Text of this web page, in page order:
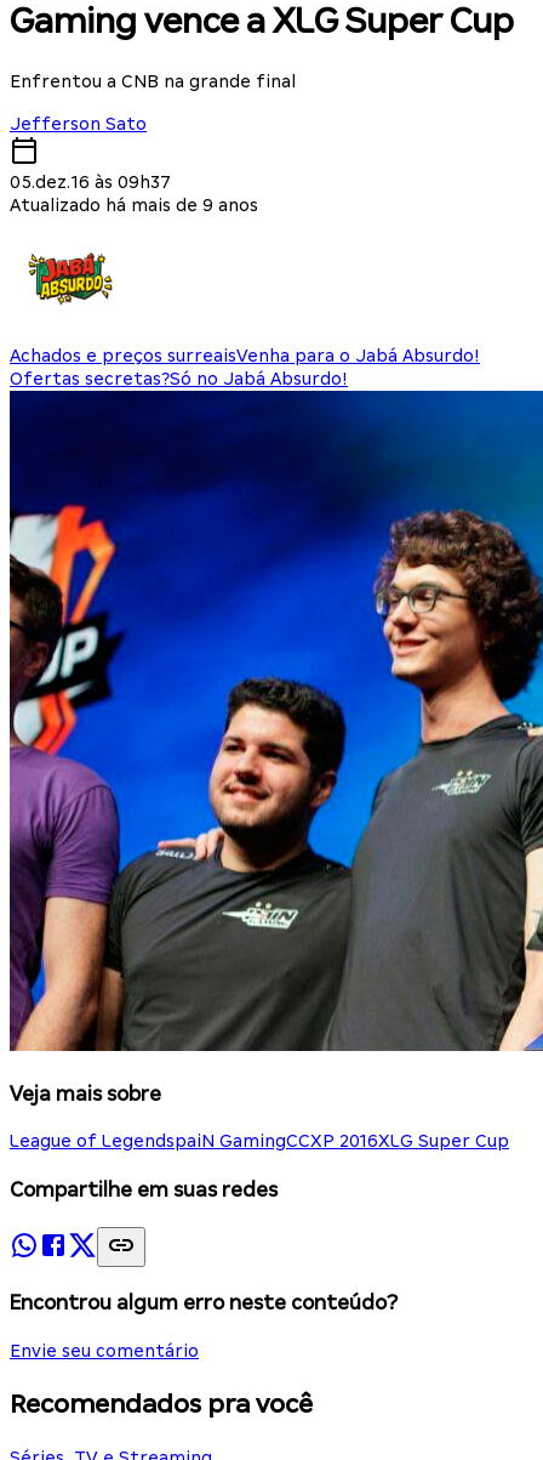
Gaming vence a XLG Super Cup
Enfrentou a CNB na grande final
Jefferson Sato
05.dez.16 às 09h37
Atualizado há mais de 9 anos
Achados e preços surreaisVenha para o Jabá Absurdo!
Ofertas secretas?Só no Jabá Absurdo!
Veja mais sobre
League of LegendspaiN GamingCCXP 2016XLG Super Cup
Compartilhe em suas redes
Encontrou algum erro neste conteúdo?
Envie seu comentário
Recomendados pra você